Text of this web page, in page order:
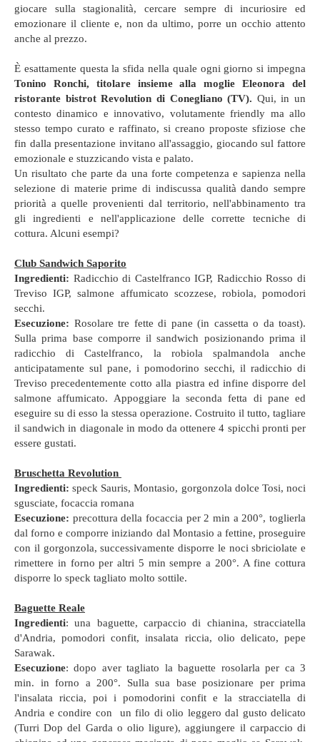
giocare sulla stagionalità, cercare sempre di incuriosire ed
emozionare il cliente e, non da ultimo, porre un occhio attento
anche al prezzo.
È esattamente questa la sfida nella quale ogni giorno si impegna
Tonino Ronchi, titolare insieme alla moglie Eleonora del
ristorante bistrot Revolution di Conegliano (TV). Qui, in un
contesto dinamico e innovativo, volutamente friendly ma allo
stesso tempo curato e raffinato, si creano proposte sfiziose che
fin dalla presentazione invitano all'assaggio, giocando sul fattore
emozionale e stuzzicando vista e palato.
Un risultato che parte da una forte competenza e sapienza nella
selezione di materie prime di indiscussa qualità dando sempre
priorità a quelle provenienti dal territorio, nell'abbinamento tra
gli ingredienti e nell'applicazione delle corrette tecniche di
cottura. Alcuni esempi?
Club Sandwich Saporito
Ingredienti: Radicchio di Castelfranco IGP, Radicchio Rosso di
Treviso IGP, salmone affumicato scozzese, robiola, pomodori
secchi.
Esecuzione: Rosolare tre fette di pane (in cassetta o da toast).
Sulla prima base comporre il sandwich posizionando prima il
radicchio di Castelfranco, la robiola spalmandola anche
anticipatamente sul pane, i pomodorino secchi, il radicchio di
Treviso precedentemente cotto alla piastra ed infine disporre del
salmone affumicato. Appoggiare la seconda fetta di pane ed
eseguire su di esso la stessa operazione. Costruito il tutto, tagliare
il sandwich in diagonale in modo da ottenere 4 spicchi pronti per
essere gustati.
Bruschetta Revolution
Ingredienti:speck Sauris, Montasio, gorgonzola dolce Tosi, noci
sgusciate, focaccia romana
Esecuzione: precottura della focaccia per 2 min a 200°, toglierla
dal forno e comporre iniziando dal Montasio a fettine, proseguire
con il gorgonzola, successivamente disporre le noci sbriciolate e
rimettere in forno per altri 5 min sempre a 200°. A fine cottura
disporre lo speck tagliato molto sottile.
Baguette Reale
Ingredienti: una baguette, carpaccio di chianina, stracciatella
d'Andria, pomodori confit, insalata riccia, olio delicato, pepe
Sarawak.
Esecuzione: dopo aver tagliato la baguette rosolarla per ca 3
min. in forno a 200°. Sulla sua base posizionare per prima
l'insalata riccia, poi i pomodorini confit e la stracciatella di
Andria e condire con un filo di olio leggero dal gusto delicato
(Turri Dop del Garda o olio ligure), aggiungere il carpaccio di